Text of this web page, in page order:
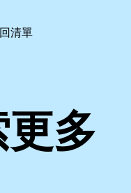
清單
多